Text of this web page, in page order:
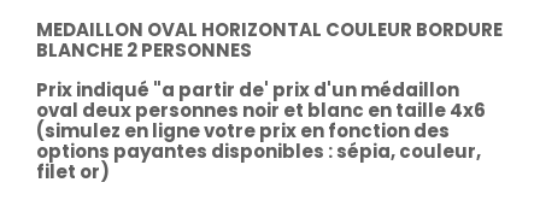
MEDAILLON OVAL HORIZONTAL COULEUR BORDURE
BLANCHE 2 PERSONNES
Prix indiqué "a partir de' prix d'un médaillon
oval deux personnes noir et blanc en taille 4x6
(simulez en ligne votre prix en fonction des
options payantes disponibles : sépia, couleur,
filet or)